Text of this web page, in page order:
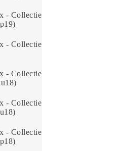
- Collectie
- Collectie
- Collectie
- Collectie
- Collectie